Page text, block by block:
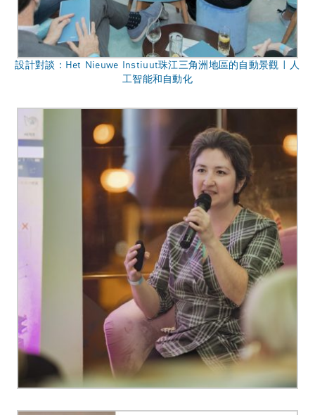
設計對談：Het Nieuwe Instiuut珠江三角洲地區的自動景觀 | 人
工智能和自動化